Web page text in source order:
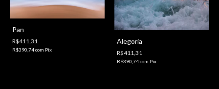
Pan
R$411,31
R$390,74com Pix
Alegoria
R$411,31
R$390,74com Pix